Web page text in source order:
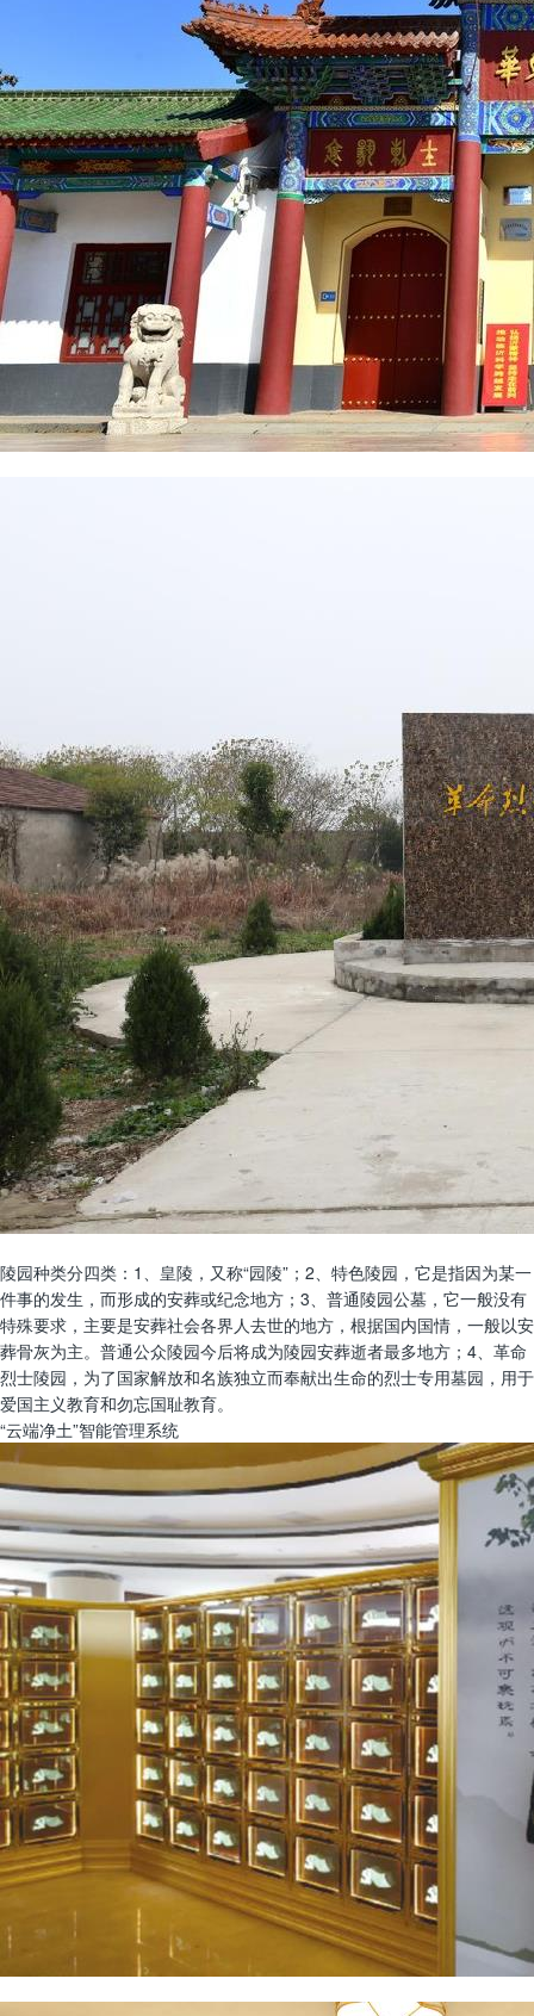
陵园种类分四类：1、皇陵，又称“园陵”；2、特色陵园，它是指因为某一
件事的发生，而形成的安葬或纪念地方；3、普通陵园公墓，它一般没有
特殊要求，主要是安葬社会各界人去世的地方，根据国内国情，一般以安
葬骨灰为主。普通公众陵园今后将成为陵园安葬逝者最多地方；4、革命
烈士陵园，为了国家解放和名族独立而奉献出生命的烈士专用墓园，用于
爱国主义教育和勿忘国耻教育。
“云端净土”智能管理系统